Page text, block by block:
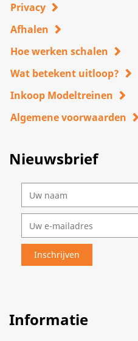
Privacy
Afhalen
Hoe werken schalen
Wat betekent uitloop?
Inkoop Modeltreinen
Algemene voorwaarden
Nieuwsbrief
Informatie